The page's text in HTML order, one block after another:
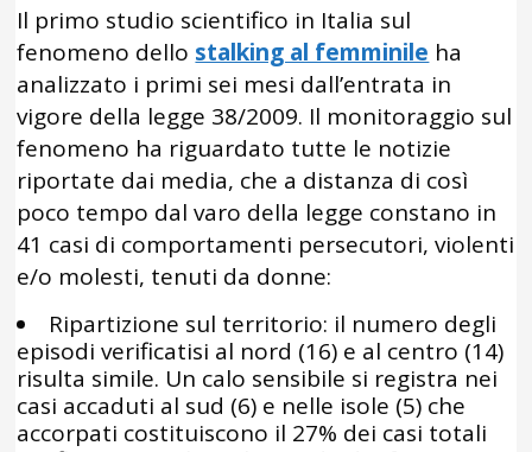
Il primo studio scientifico in Italia sul
fenomeno dello stalking al femminile ha
analizzato i primi sei mesi dall’entrata in
vigore della legge 38/2009. Il monitoraggio sul
fenomeno ha riguardato tutte le notizie
riportate dai media, che a distanza di così
poco tempo dal varo della legge constano in
41 casi di comportamenti persecutori, violenti
e/o molesti, tenuti da donne:
Ripartizione sul territorio: il numero degli
episodi verificatisi al nord (16) e al centro (14)
risulta simile. Un calo sensibile si registra nei
casi accaduti al sud (6) e nelle isole (5) che
accorpati costituiscono il 27% dei casi totali